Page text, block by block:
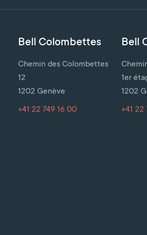
Bell Colombettes
Chemin des Colombettes
12
1202 Genève
+41 22 749 16 00
Bell
1er
1202
+41 22